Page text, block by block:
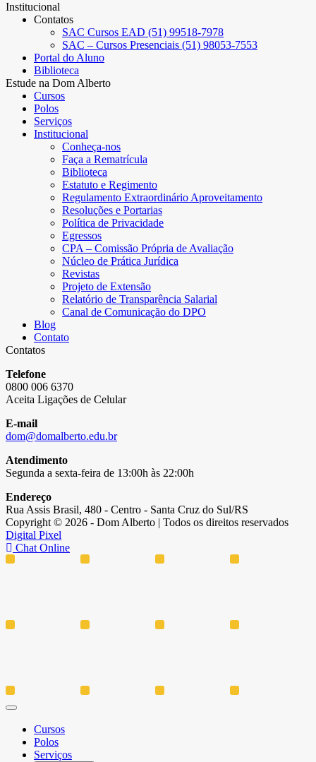
Institucional
Contatos
SAC Cursos EAD (51) 99518-7978
SAC – Cursos Presenciais (51) 98053-7553
Portal do Aluno
Biblioteca
Estude na Dom Alberto
Cursos
Polos
Serviços
Institucional
Conheça-nos
Faça a Rematrícula
Biblioteca
Estatuto e Regimento
Regulamento Extraordinário Aproveitamento
Resoluções e Portarias
Política de Privacidade
Egressos
CPA – Comissão Própria de Avaliação
Núcleo de Prática Jurídica
Revistas
Projeto de Extensão
Relatório de Transparência Salarial
Canal de Comunicação do DPO
Blog
Contato
Contatos
Telefone
0800 006 6370
Aceita Ligações de Celular
E-mail
dom@domalberto.edu.br
Atendimento
Segunda a sexta-feira de 13:00h às 22:00h
Endereço
Rua Assis Brasil, 480 - Centro - Santa Cruz do Sul/RS
Copyright © 2026 - Dom Alberto | Todos os direitos reservados
Digital Pixel
Chat Online
Cursos
Polos
Serviços